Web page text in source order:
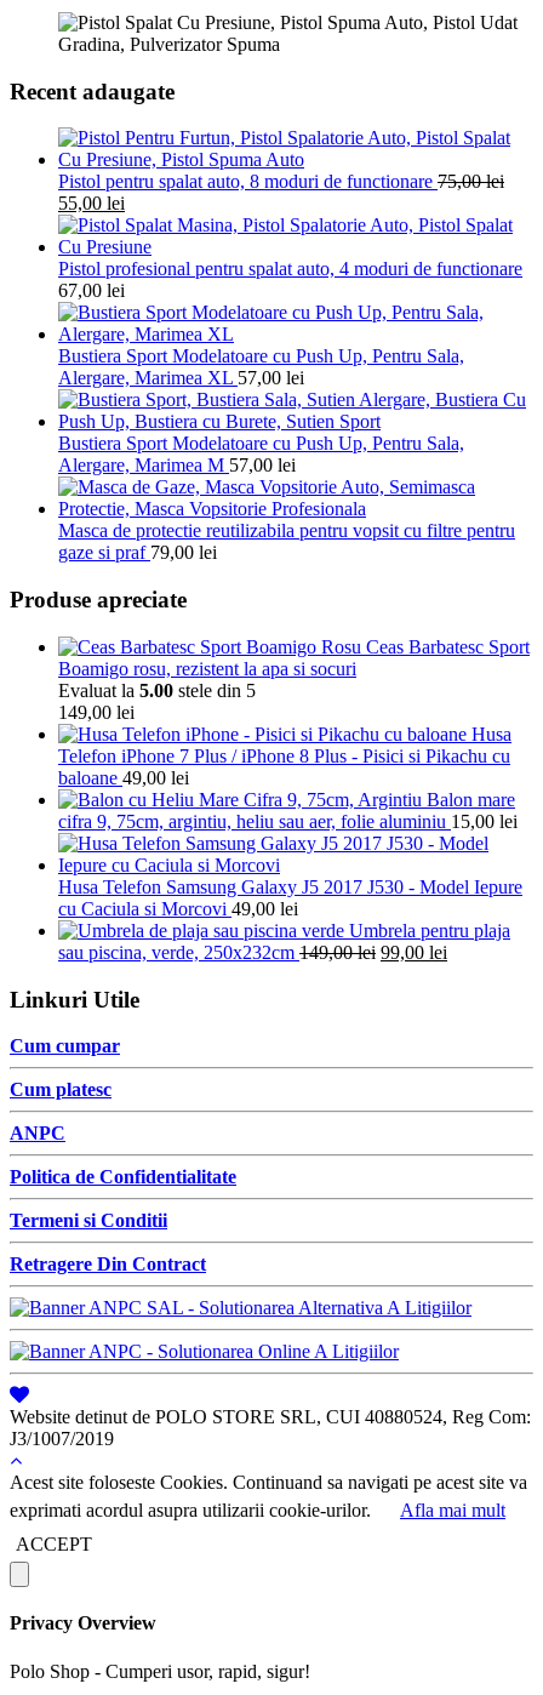
Recent adaugate
Pistol pentru spalat auto, 8 moduri de functionare 75,00lei
55,00 lei
Pistol profesional pentru spalat auto, 4 moduri de functionare
67,00 lei
Bustiera Sport Modelatoare cu Push Up, Pentru Sala,
Alergare, Marimea XL 57,00 lei
Bustiera Sport Modelatoare cu Push Up, Pentru Sala,
Alergare, Marimea M 57,00 lei
Masca de protectie reutilizabila pentru vopsit cu filtre pentru
gaze si praf 79,00 lei
Produse apreciate
Ceas Barbatesc Sport
Boamigo rosu, rezistent la apa si socuri
Evaluat la 5.00 stele din 5
149,00 lei
Husa
Telefon iPhone 7 Plus / iPhone 8 Plus - Pisici si Pikachu cu
baloane 49,00 lei
Balon mare
cifra 9, 75cm, argintiu, heliu sau aer, folie aluminiu 15,00 lei
Husa Telefon Samsung Galaxy J5 2017 J530 - Model Iepure
cu Caciula si Morcovi 49,00 lei
Umbrela pentru plaja
sau piscina, verde, 250x232cm 149,00lei 99,00 lei
Linkuri Utile
Cum cumpar
Cum platesc
ANPC
Politica de Confidentialitate
Termeni si Conditii
Retragere Din Contract
Website detinut de POLO STORE SRL, CUI 40880524, Reg Com:
J3/1007/2019
Acest site foloseste Cookies. Continuand sa navigati pe acest site va
exprimati acordul asupra utilizarii cookie-urilor.
Afla mai mult
ACCEPT
Privacy Overview
Polo Shop - Cumperi usor, rapid, sigur!